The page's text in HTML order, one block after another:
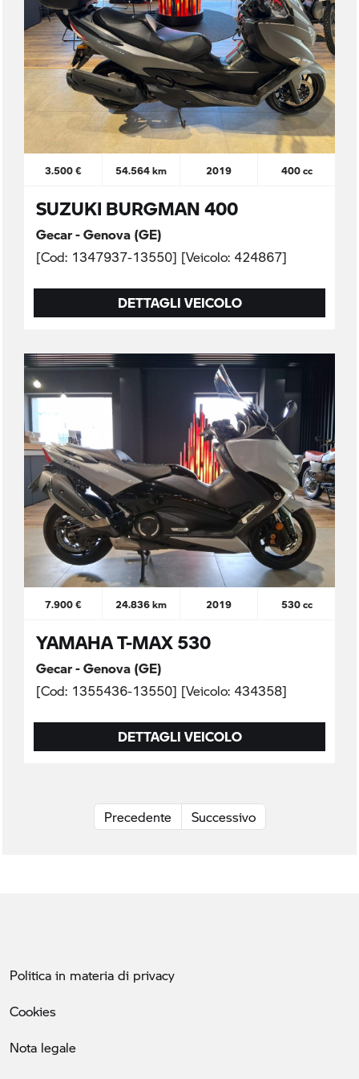
3.500 € 54.564 km 2019 400 cc
SUZUKI BURGMAN 400
Gecar - Genova (GE)
[Cod: 1347937-13550] [Veicolo: 424867]
DETTAGLI VEICOLO
7.900 € 24.836 km 2019 530 cc
YAMAHA T-MAX 530
Gecar - Genova (GE)
[Cod: 1355436-13550] [Veicolo: 434358]
DETTAGLI VEICOLO
Precedente Successivo
Politica in materia di privacy
Cookies
Nota legale